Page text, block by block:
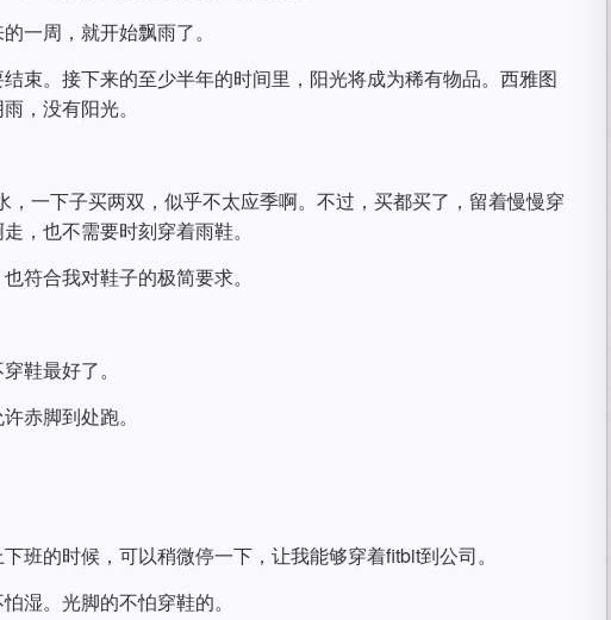
一周，就开始飘雨了。
束。接下来的至少半年的时间里，阳光将成为稀有物品。西雅图
，没有阳光。
一下子买两双，似乎不太应季啊。不过，买都买了，留着慢慢穿
，也不需要时刻穿着雨鞋。
符合我对鞋子的极简要求。
鞋最好了。
赤脚到处跑。
班的时候，可以稍微停一下，让我能够穿着fitbit到公司。
湿。光脚的不怕穿鞋的。